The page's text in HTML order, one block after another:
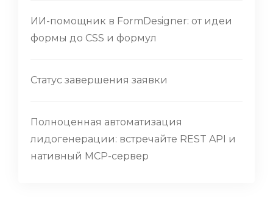
ИИ-помощник в FormDesigner: от идеи
формы до CSS и формул
Статус завершения заявки
Полноценная автоматизация
лидогенерации: встречайте REST API и
нативный MCP-сервер